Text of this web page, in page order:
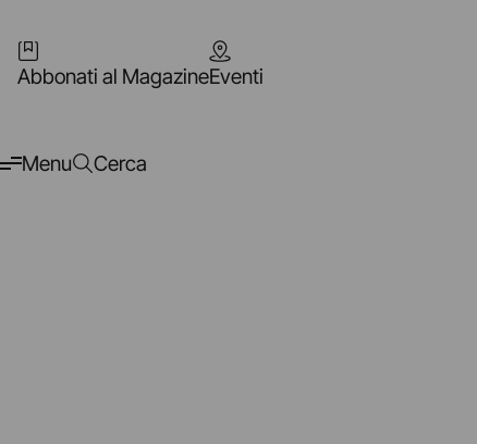
Abbonati al MagazineEventi
Menu Cerca